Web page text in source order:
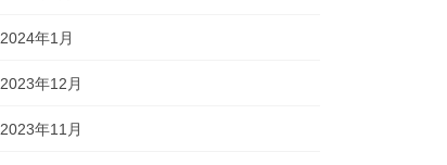
2024年1月
2023年12月
2023年11月